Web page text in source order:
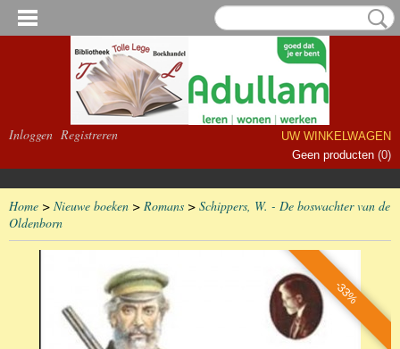
Inloggen Registreren
UW WINKELWAGEN
Geen producten (0)
Home > Nieuwe boeken > Romans > Schippers, W. - De boswachter van de
Oldenborn
-33%